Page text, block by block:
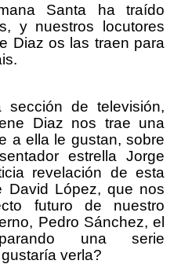
Santa ha traído
y nuestros locutores
Diaz os las traen para
sección de televisión,
Diaz nos trae una
a ella le gustan, sobre
estrella Jorge
revelación de esta
David López, que nos
futuro de nuestro
Pedro Sánchez, el
una serie
verla?